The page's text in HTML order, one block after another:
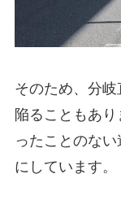
そのため、分
陥ることもあ
ったことのな
にしています。